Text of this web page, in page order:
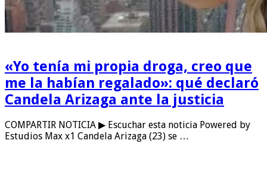
«Yo tenía mi propia droga, creo que
me la habían regalado»: qué declaró
Candela Arizaga ante la justicia
COMPARTIR NOTICIA ▶ Escuchar esta noticia Powered by
Estudios Max x1 Candela Arizaga (23) se …